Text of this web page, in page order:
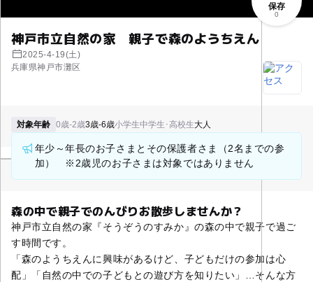
神戸市立自然の家 親子で森のようちえん
2025-4-19(土)
兵庫県神戸市灘区
保存
0
対象年齢 0歳-2歳3歳-6歳小学生中学生･高校生大人
年少～年長のお子さまとその保護者さま（2名までの参
加） ※2歳児のお子さまは対象ではありません
森の中で親子でのんびりお散歩しませんか？
神戸市立自然の家『そうぞうのすみか』の森の中で親子で過ご
す時間です。
「森のようちえんに興味があるけど、子どもだけの参加は心
配」「自然の中での子どもとの遊び方を知りたい」…そんな方